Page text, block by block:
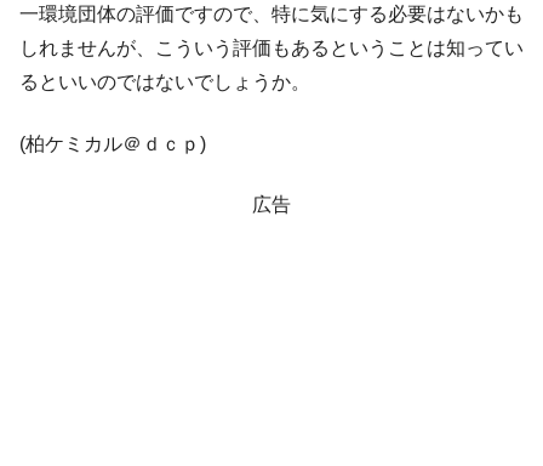
営業利益80.2％も減少
『Money1』
米国下院「韓国の公務員個人をターゲット
にぶん殴る法案」提出！⇒ クーパン問題は合衆国企業に対
『Money1』
韓国ボンクラ政策室長･金容範、株価暴落に
韓国半導体『SKハイニックス』2026年2Qの
一環境団体の評価ですので、特に気にする必要はないかも
しれませんが、こういう評価もあるということは知ってい
るといいのではないでしょうか。
(柏ケミカル＠ｄｃｐ)
広告